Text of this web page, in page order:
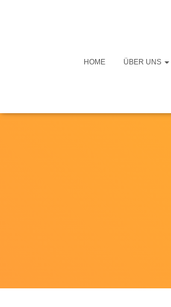
HOME ÜBER UNS